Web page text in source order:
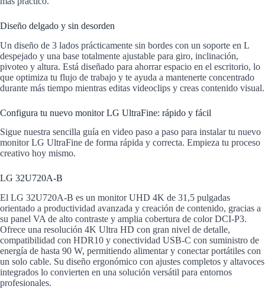
Diseño delgado y sin desorden
Un diseño de 3 lados prácticamente sin bordes con un soporte en L
despejado y una base totalmente ajustable para giro, inclinación,
pivoteo y altura. Está diseñado para ahorrar espacio en el escritorio, lo
que optimiza tu flujo de trabajo y te ayuda a mantenerte concentrado
durante más tiempo mientras editas videoclips y creas contenido visual.
Configura tu nuevo monitor LG UltraFine: rápido y fácil
Sigue nuestra sencilla guía en video paso a paso para instalar tu nuevo
monitor LG UltraFine de forma rápida y correcta. Empieza tu proceso
creativo hoy mismo.
LG 32U720A-B
El LG 32U720A-B es un monitor UHD 4K de 31,5 pulgadas
orientado a productividad avanzada y creación de contenido, gracias a
su panel VA de alto contraste y amplia cobertura de color DCI-P3.
Ofrece una resolución 4K Ultra HD con gran nivel de detalle,
compatibilidad con HDR10 y conectividad USB-C con suministro de
energía de hasta 90 W, permitiendo alimentar y conectar portátiles con
un solo cable. Su diseño ergonómico con ajustes completos y altavoces
integrados lo convierten en una solución versátil para entornos
profesionales.